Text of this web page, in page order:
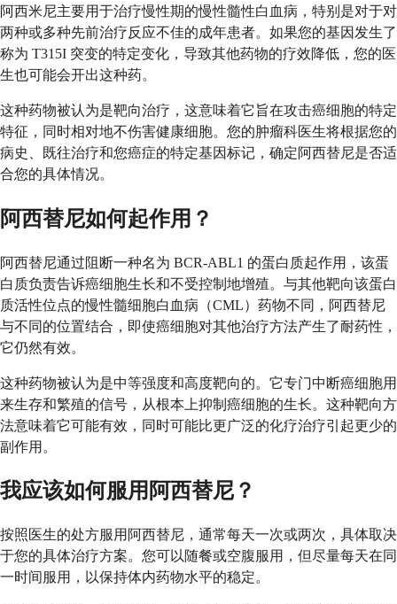
阿西米尼主要用于治疗慢性期的慢性髓性白血病，特别是对于对
两种或多种先前治疗反应不佳的成年患者。如果您的基因发生了
称为 T315I 突变的特定变化，导致其他药物的疗效降低，您的医
生也可能会开出这种药。
这种药物被认为是靶向治疗，这意味着它旨在攻击癌细胞的特定
特征，同时相对地不伤害健康细胞。您的肿瘤科医生将根据您的
病史、既往治疗和您癌症的特定基因标记，确定阿西替尼是否适
合您的具体情况。
阿西替尼如何起作用？
阿西替尼通过阻断一种名为 BCR-ABL1 的蛋白质起作用，该蛋
白质负责告诉癌细胞生长和不受控制地增殖。与其他靶向该蛋白
质活性位点的慢性髓细胞白血病（CML）药物不同，阿西替尼
与不同的位置结合，即使癌细胞对其他治疗方法产生了耐药性，
它仍然有效。
这种药物被认为是中等强度和高度靶向的。它专门中断癌细胞用
来生存和繁殖的信号，从根本上抑制癌细胞的生长。这种靶向方
法意味着它可能有效，同时可能比更广泛的化疗治疗引起更少的
副作用。
我应该如何服用阿西替尼？
按照医生的处方服用阿西替尼，通常每天一次或两次，具体取决
于您的具体治疗方案。您可以随餐或空腹服用，但尽量每天在同
一时间服用，以保持体内药物水平的稳定。